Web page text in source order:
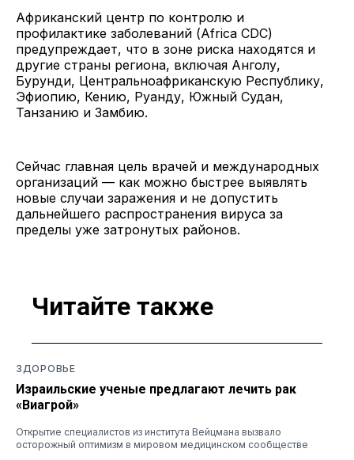
Африканский центр по контролю и
профилактике заболеваний (Africa CDC)
предупреждает, что в зоне риска находятся и
другие страны региона, включая Анголу,
Бурунди, Центральноафриканскую Республику,
Эфиопию, Кению, Руанду, Южный Судан,
Танзанию и Замбию.
Сейчас главная цель врачей и международных
организаций — как можно быстрее выявлять
новые случаи заражения и не допустить
дальнейшего распространения вируса за
пределы уже затронутых районов.
Читайте также
ЗДОРОВЬЕ
Израильские ученые предлагают лечить рак
«Виагрой»
Открытие специалистов из института Вейцмана вызвало
осторожный оптимизм в мировом медицинском сообществе